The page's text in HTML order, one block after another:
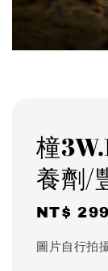
橦
養劑/
Regular
NT$ 299
圖片自行拍